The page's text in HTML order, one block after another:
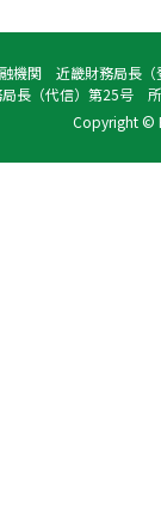
機関 近畿財務局長
長（代信）第25号
Copyright ©